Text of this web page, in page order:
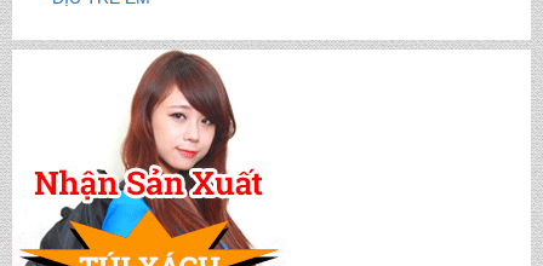
CẶP HỌC SINH MS: TN 5016